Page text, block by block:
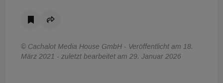
© Cachalot Media House GmbH - Veröffentlicht am 18.
März 2021 - zuletzt bearbeitet am 29. Januar 2026